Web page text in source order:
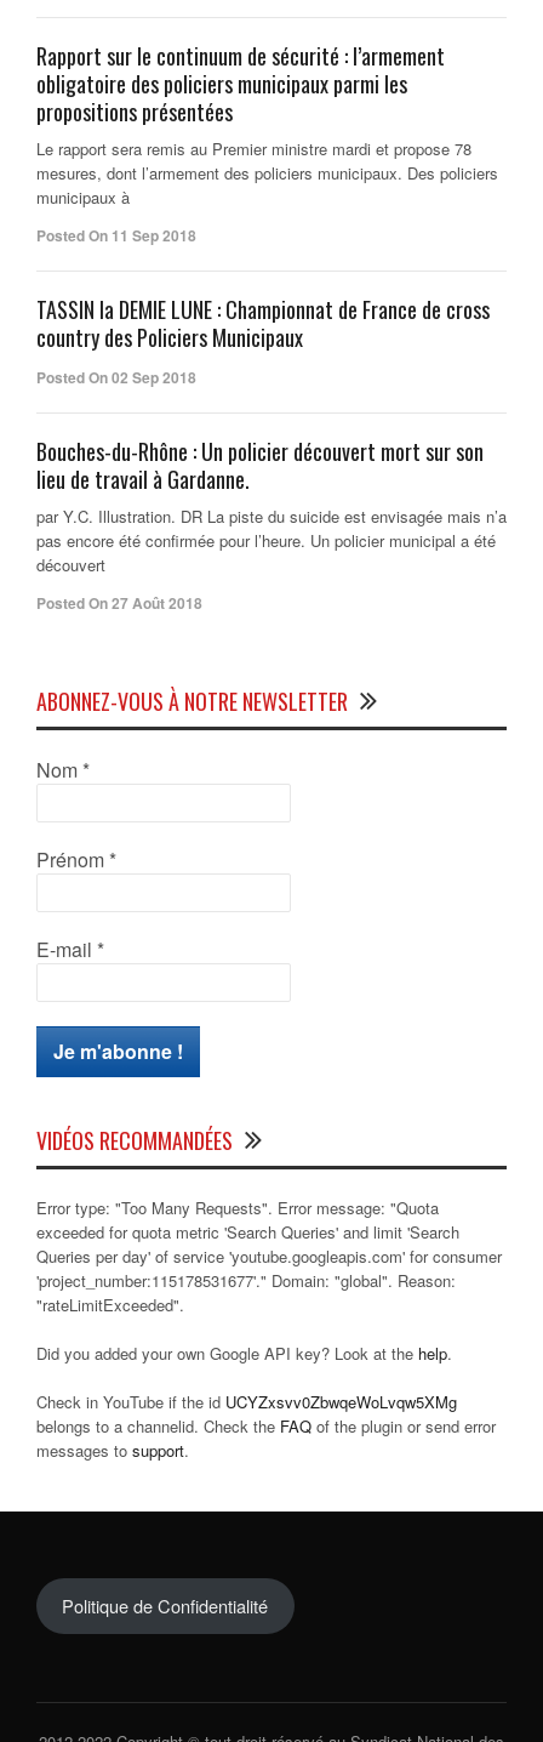
Rapport sur le continuum de sécurité : l’armement
obligatoire des policiers municipaux parmi les
propositions présentées
Le rapport sera remis au Premier ministre mardi et propose 78
mesures, dont l’armement des policiers municipaux. Des policiers
municipaux à
Posted On 11 Sep 2018
TASSIN la DEMIE LUNE : Championnat de France de cross
country des Policiers Municipaux
Posted On 02 Sep 2018
Bouches-du-Rhône : Un policier découvert mort sur son
lieu de travail à Gardanne.
par Y.C. Illustration. DR La piste du suicide est envisagée mais n’a
pas encore été confirmée pour l’heure. Un policier municipal a été
découvert
Posted On 27 Août 2018
ABONNEZ-VOUS À NOTRE NEWSLETTER
Nom *
Prénom *
E-mail *
VIDÉOS RECOMMANDÉES
Error type: "Too Many Requests". Error message: "Quota
exceeded for quota metric 'Search Queries' and limit 'Search
Queries per day' of service 'youtube.googleapis.com' for consumer
'project_number:115178531677'." Domain: "global". Reason:
"rateLimitExceeded".
Did you added your own Google API key? Look at the help.
Check in YouTube if the id UCYZxsvv0ZbwqeWoLvqw5XMg
belongs to a channelid. Check the FAQ of the plugin or send error
messages to support.
Politique de Confidentialité